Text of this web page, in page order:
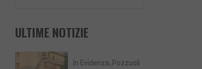
ULTIME NOTIZIE
In Evidenza Pozzuoli